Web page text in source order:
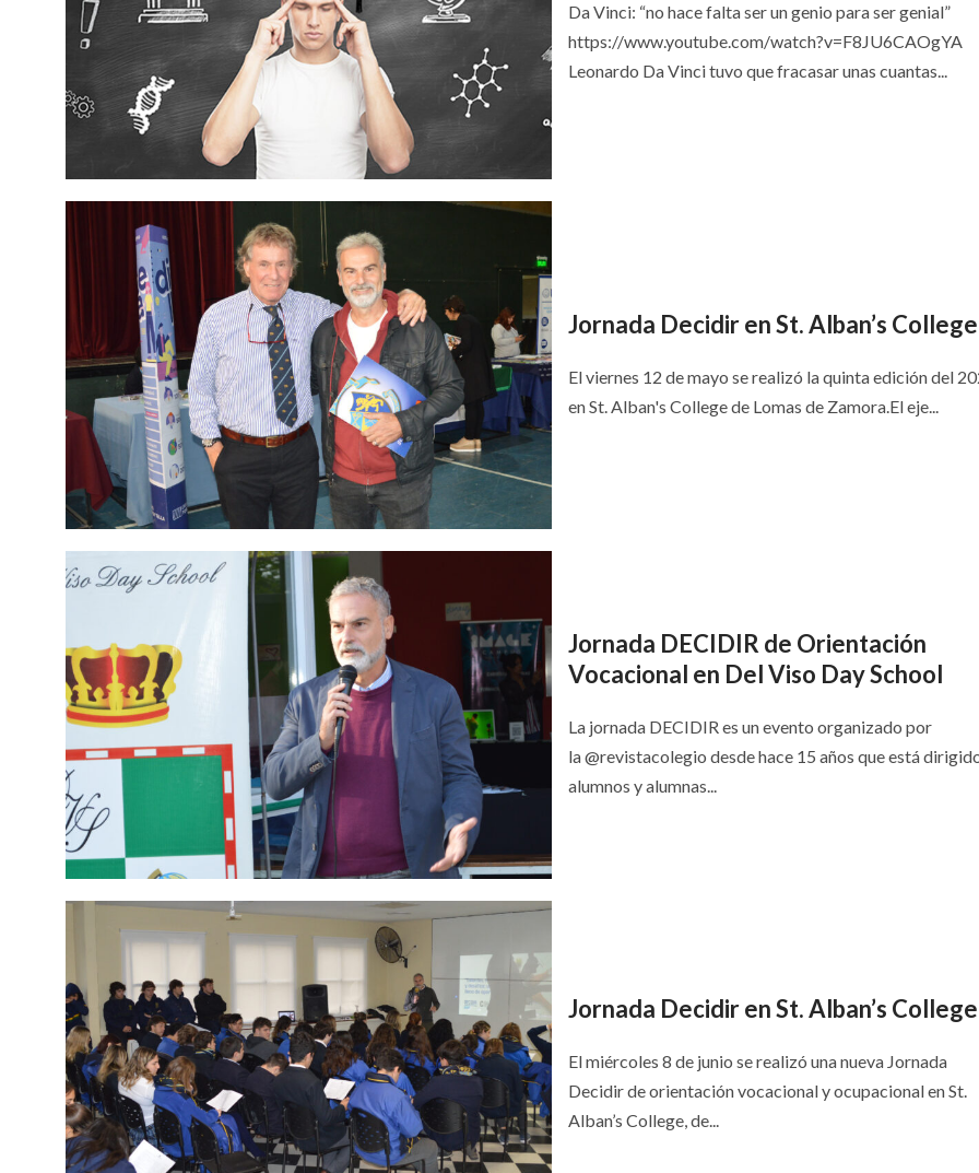
Da Vinci: “no hace falta ser un genio para ser genial”
https://www.youtube.com/watch?v=F8JU6CAOgYA
Leonardo Da Vinci tuvo que fracasar unas cuantas...
Jornada Decidir en St. Alban’s College
El viernes 12 de mayo se realizó la quinta edición del
en St. Alban's College de Lomas de Zamora.El eje...
Jornada DECIDIR de Orientación
Vocacional en Del Viso Day School
La jornada DECIDIR es un evento organizado por
la @revistacolegio desde hace 15 años que está
alumnos y alumnas...
Jornada Decidir en St. Alban’s College
El miércoles 8 de junio se realizó una nueva Jornada
Decidir de orientación vocacional y ocupacional en St.
Alban’s College, de...